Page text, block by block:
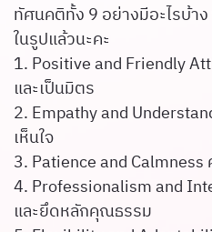
ทัศนคติทั้ง 9 อย่างมีอะไรบ้า
ในรูปแล้วนะคะ
1. Positive and Friendly
และเป็นมิตร
2. Empathy and
เห็นใจ
3. Patience and
4. Professionalism and
และยึดหลักคุณธรรม